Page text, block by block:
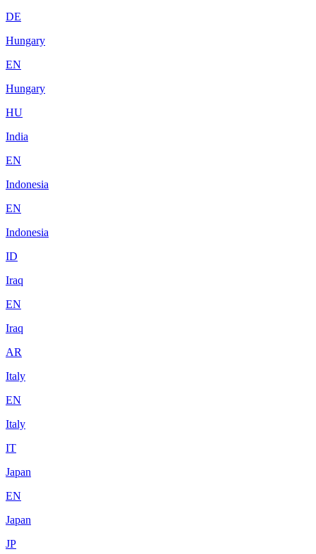
DE
Hungary
EN
Hungary
HU
India
EN
Indonesia
EN
Indonesia
ID
Iraq
EN
Iraq
AR
Italy
EN
Italy
IT
Japan
EN
Japan
JP